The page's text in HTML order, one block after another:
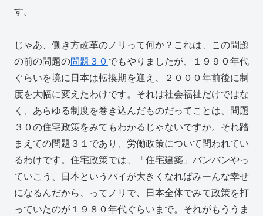
す。
じゃあ、働き方改革のノリって何か？これは、この問題
の前の問題の問題３０でもやりましたが、１９９０年代
ぐらいを境に日本は転換期を迎え、２０００年前後に制
度を大幅に変えたわけです。それは社会福祉だけではな
く、あらゆる制度を巻き込んだものだってことは、問題
３０の住宅政策をみてもわかるじゃないですか。それ踏
まえての問題３１であり、労働政策について問われてい
るわけです。住宅政策では、「住宅建築」バンバンやっ
ていこう、日本というパイが大きくなればみーんな幸せ
になるんだから、ってノリで、日本全体でみて政策を打
っていたのが１９８０年代ぐらいまで。それがもううま